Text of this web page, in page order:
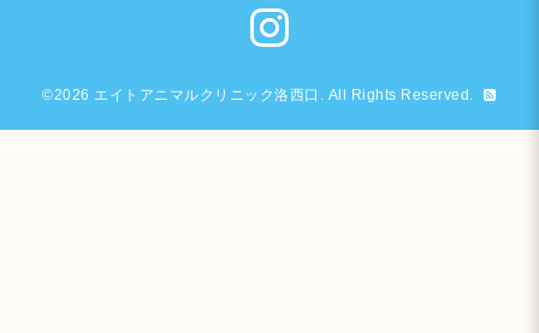
©2026 エイトアニマルクリニック洛西口 . All Rights Reserved.